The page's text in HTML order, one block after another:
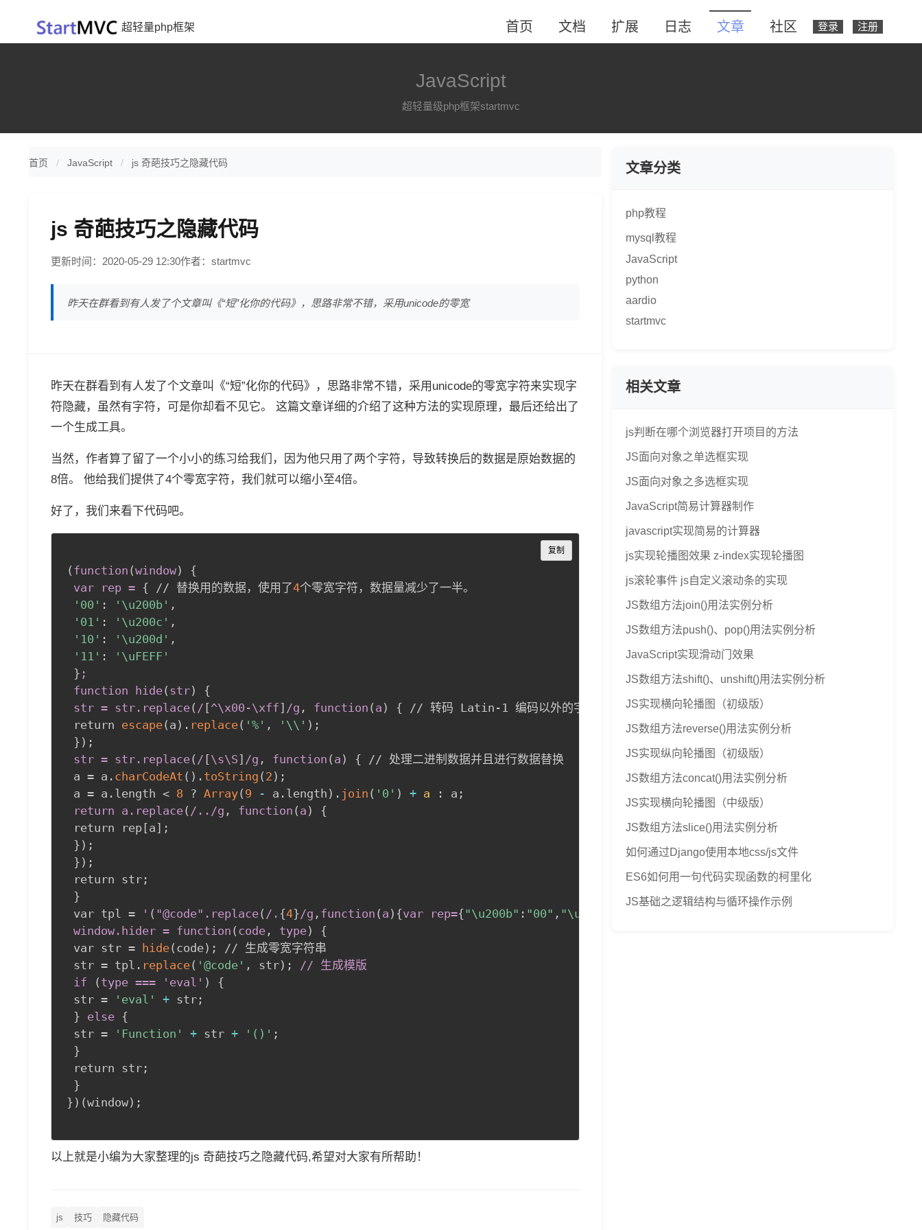
超轻量php框架 首页 文档 扩展 日志 文章 社区 登录 注册
JavaScript
超轻量级php框架startmvc
首页 JavaScript js 奇葩技巧之隐藏代码
js 奇葩技巧之隐藏代码
更新时间：2020-05-29 12:30作者：startmvc
昨天在群看到有人发了个文章叫《“短”化你的代码》，思路非常不错，采用unicode的零宽
昨天在群看到有人发了个文章叫《“短”化你的代码》，思路非常不错，采用unicode的零宽字符来实现字
符隐藏，虽然有字符，可是你却看不见它。 这篇文章详细的介绍了这种方法的实现原理，最后还给出了
一个生成工具。
当然，作者算了留了一个小小的练习给我们，因为他只用了两个字符，导致转换后的数据是原始数据的
8倍。 他给我们提供了4个零宽字符，我们就可以缩小至4倍。
好了，我们来看下代码吧。
( function (window)
{
var rep = { // 替换用的数据，使用了4个零宽字符，数据量减少了一半。
'00' : '\u200b' ,
'01' : '\u200c' ,
'10' : '\u200d' ,
'11' :
'\uFEFF'
} ;
function hide( str)
{
str = str .replace( / [^\x00-\xff ] /g , function ( a ) { // 转码 Latin-1 编码以外的字符。
return escape( a ) . replace( '%' , '\\' ) ;
} ) ;
str = str .replace( / [\s\S ] /g , function ( a ) { // 处理二进制数据并且进行数据替换
a = a. charCodeAt ( ) . toString ( 2 ) ;
a = a.length < 8 ? Array( 9 - a.length ) . join ( '0' ) + a : a ;
return a .replace( /../g , function ( a )
{
return rep[a] ;
} ) ;
} ) ;
return str ;
}
var tpl =
' ( "@code" .replace( /. {4}/g , function ( a ) {var rep={"\u200b" : "00" , "\u200c"
window .hider = function ( code , type)
{
var str =
hide( code) ;
// 生成零宽字符串
str = tpl. replace( '@code' , str) ;
// 生成模版
if
( type === 'eval' )
{
str =
'eval' + str ;
} else {
str =
'Function' + str + '()' ;
}
return str ;
}
} ) (window) ;
复制
Copy
以上就是小编为大家整理的js 奇葩技巧之隐藏代码,希望对大家有所帮助！
js 技巧 隐藏代码
文章分类
php教程
mysql教程
JavaScript
python
aardio
startmvc
相关文章
js判断在哪个浏览器打开项目的方法
JS面向对象之单选框实现
JS面向对象之多选框实现
JavaScript简易计算器制作
javascript实现简易的计算器
js实现轮播图效果 z-index实现轮播图
js滚轮事件 js自定义滚动条的实现
JS数组方法join()用法实例分析
JS数组方法push()、pop()用法实例分析
JavaScript实现滑动门效果
JS数组方法shift()、unshift()用法实例分析
JS实现横向轮播图（初级版）
JS数组方法reverse()用法实例分析
JS实现纵向轮播图（初级版）
JS数组方法concat()用法实例分析
JS实现横向轮播图（中级版）
JS数组方法slice()用法实例分析
如何通过Django使用本地css/js文件
ES6如何用一句代码实现函数的柯里化
JS基础之逻辑结构与循环操作示例